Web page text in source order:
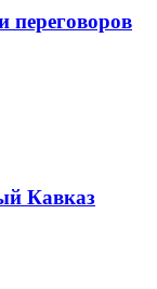
переговоров
Кавказ